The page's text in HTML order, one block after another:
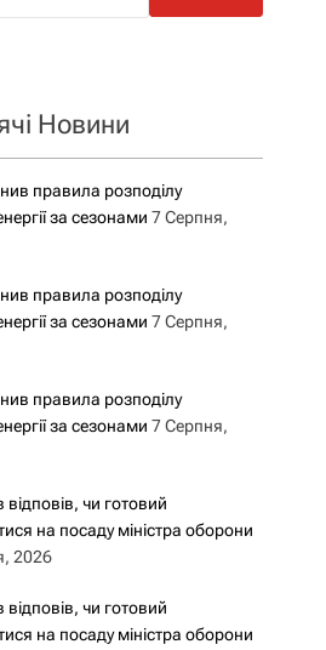
Новини
правила розподілу
за сезонами 7 Серпня,
правила розподілу
за сезонами 7 Серпня,
правила розподілу
за сезонами 7 Серпня,
чи готовий
на посаду міністра оборони
2026
чи готовий
на посаду міністра оборони